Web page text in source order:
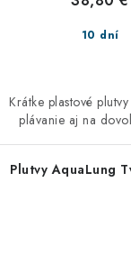
10 dní
Krátke plastové
plávanie aj na
Plutvy AquaLung